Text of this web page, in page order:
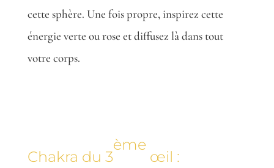
cette sphère. Une fois propre, inspirez cette
énergie verte ou rose et diffusez là dans tout
votre corps.
Chakra du 3
ème
œil :